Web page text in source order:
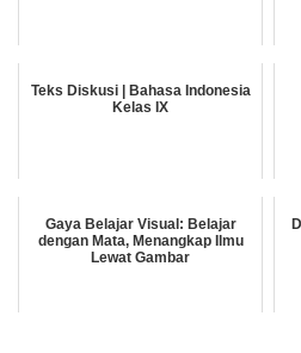
Teks Diskusi | Bahasa Indonesia
Kelas IX
Gaya Belajar Visual: Belajar
dengan Mata, Menangkap Ilmu
Lewat Gambar